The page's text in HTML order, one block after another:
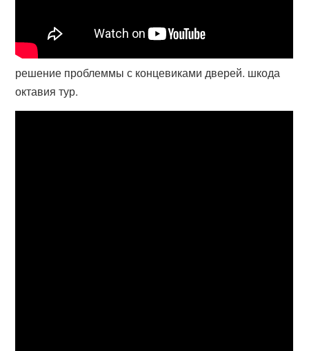
решение проблеммы с концевиками дверей. шкода
октавия тур.